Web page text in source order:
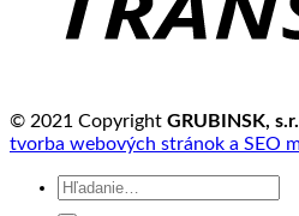
© 2021 Copyright GRUBINSK,
tvorba webových stránok a SEO
Hľadať: